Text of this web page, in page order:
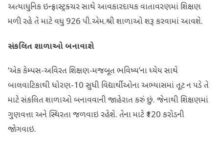
અત્યાધુનિક ઇન્‍ફ્રાસ્ટ્રક્ચર સાથે આવકારદાયક વાતાવરણમાં શિક્ષણ
મળી રહે તે માટે વધુ 926 પી.એમ.શ્રી શાળાઓ શરૂ કરવામાં આવશે.
સંકલિત શાળાઓ બનાવાશે
‘એક કેમ્પસ-અવિરત શિક્ષણ-મજબૂત ભવિષ્ય’ના ધ્યેય સાથે
બાલવાટિકાથી ધોરણ-10 સુધી વિદ્યાર્થીઓના અભ્યાસમાં તૂટ ન પડે તે
માટે સંકલિત શાળાઓ બનાવવાની જાહેરાત કરું છું. જેનાથી શિક્ષણમાં
ગુણવત્તા અને સ્થિરતા જળવાઇ રહેશે. તેના માટે ₹120 કરોડની
જોગવાઇ.